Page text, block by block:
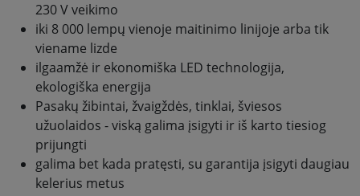
230 V veikimo
iki 8 000 lempų vienoje maitinimo linijoje arba tik
viename lizde
ilgaamžė ir ekonomiška LED technologija,
ekologiška energija
Pasakų žibintai, žvaigždės, tinklai, šviesos
užuolaidos - viską galima įsigyti ir iš karto tiesiog
prijungti
galima bet kada pratęsti, su garantija įsigyti daugiau
kelerius metus